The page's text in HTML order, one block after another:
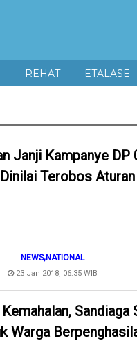
REHAT ETALASE
Janji Kampanye DP
Terobos
NEWS,NATIONAL
23 Jan 2018, 06:35 WIB
Sandiaga
Warga